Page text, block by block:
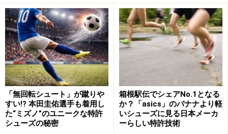
掛けている。
SNSでは「必修科目にするべき」との声も
この投稿にSNSユーザーからは「道路交通法（の学習）
を小学校と中学校と高校の必修科目にするべき」「守ら
ない人が多いです」「授業の一つになれば良い事だらけ
なんだがなぁ」などの声が寄せられた。
「無回転シュート」が蹴りや
すい!? 本田圭佑選手も着用し
た“ミズノ”のユニークな特許
シューズの秘密
箱根駅伝でシェアNo.1となる
か？「asics」のバナナより軽
いシューズに見る日本メーカ
ーらしい特許技術